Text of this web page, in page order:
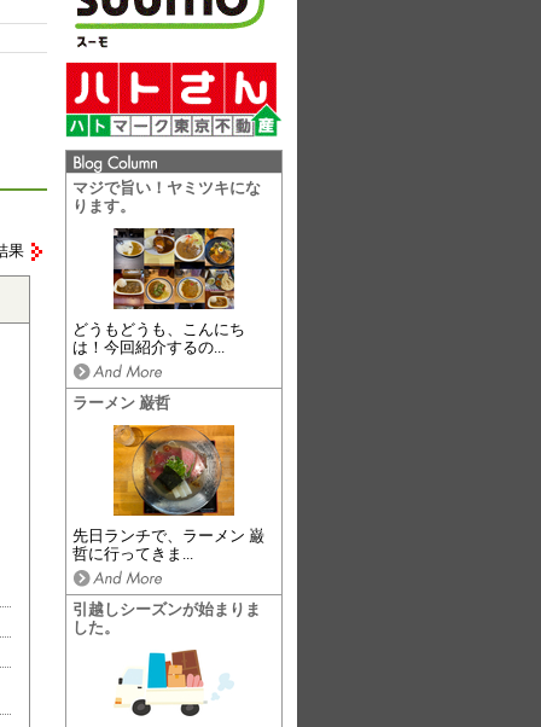
マジで旨い！ヤミツキにな
ります。
どうもどうも、こんにち
は！今回紹介するの...
ラーメン 巌哲
先日ランチで、ラーメン 巌
哲に行ってきま...
引越しシーズンが始まりま
した。
果